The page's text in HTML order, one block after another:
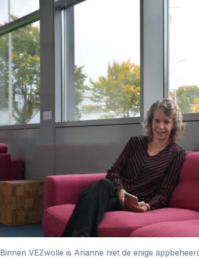
Binnen VEZwolle is Arianne niet de enige